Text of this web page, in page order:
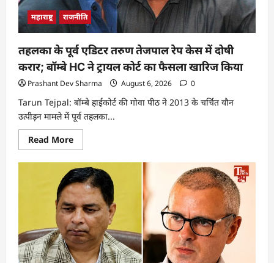
महाराष्ट्र राजनीति
तहलका के पूर्व एडिटर तरुण तेजपाल रेप केस में दोषी
करार; बॉम्बे HC ने ट्रायल कोर्ट का फैसला खारिज किया
Prashant Dev Sharma August 6, 2026 0
Tarun Tejpal: बॉम्बे हाईकोर्ट की गोवा पीठ ने 2013 के चर्चित यौन
उत्पीड़न मामले में पूर्व तहलका...
Read More